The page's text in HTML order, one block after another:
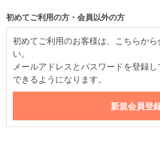
初めてご利用の方・会員以外の方
初めてご利用のお客様は、こちらか
い。
メールアドレスとパスワードを登録
できるようになります。